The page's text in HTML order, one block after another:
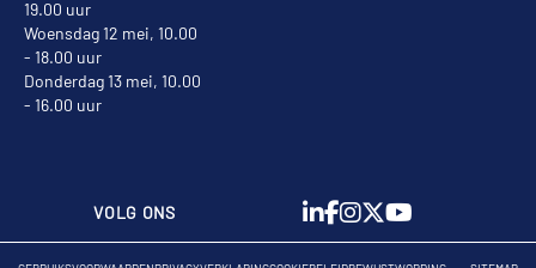
19.00 uur
Woensdag 12 mei, 10.00
- 18.00 uur
Donderdag 13 mei, 10.00
- 16.00 uur
VOLG ONS